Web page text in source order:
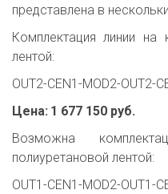
представлена в
Комплектация линии на
лентой:
OUT2-CEN1-MOD2-OUT2-
Цена: 1 677 150 руб.
Возможна
полиуретановой лентой:
OUT1-CEN1-MOD2-OUT1-